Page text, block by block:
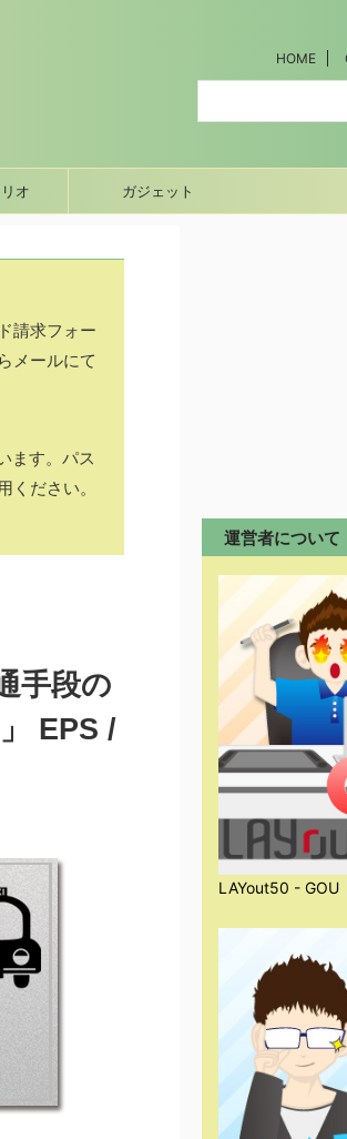
HOME
オ ガジェット
請求フォー
メールにて
ます。パス
ださい。
手段の
EPS /
運営者について
LAYout50 - GOU